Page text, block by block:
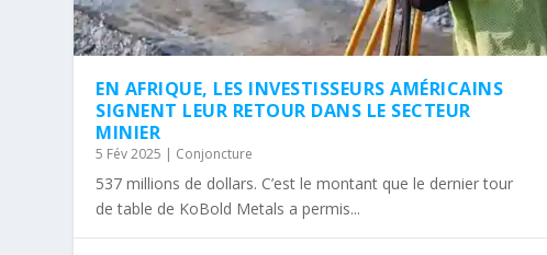
EN AFRIQUE, LES INVESTISSEURS AMÉRICAINS
SIGNENT LEUR RETOUR DANS LE SECTEUR
MINIER
5 Fév 2025 | Conjoncture
537 millions de dollars. C’est le montant que le dernier tour
de table de KoBold Metals a permis...